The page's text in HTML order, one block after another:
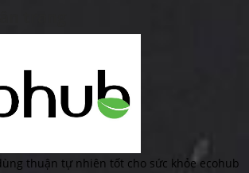
thuận tự nhiên tốt cho sức khỏe ecohub